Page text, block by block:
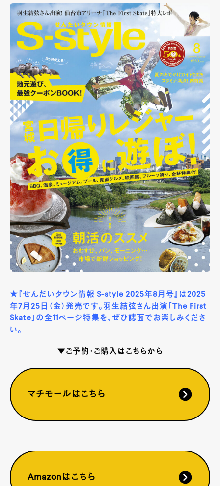
★『せんだいタウン情報 S-style 2025年8月号』は2025
年7月25日（金）発売です。羽生結弦さん出演「The First
Skate」の全11ページ特集を、ぜひ誌面でお楽しみくださ
い。
▼ご予約・ご購入はこちらから
マチモールはこちら
Amazonはこちら